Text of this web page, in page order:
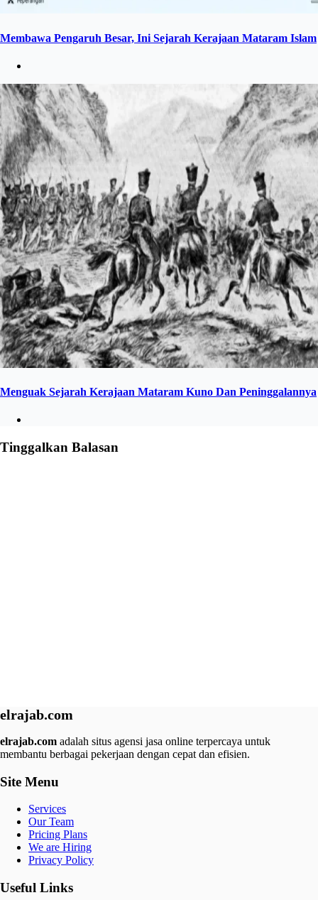
Membawa Pengaruh Besar, Ini Sejarah Kerajaan Mataram Islam
Menguak Sejarah Kerajaan Mataram Kuno Dan Peninggalannya
Tinggalkan Balasan
elrajab.com
elrajab.com adalah situs agensi jasa online terpercaya untuk
membantu berbagai pekerjaan dengan cepat dan efisien.
Site Menu
Services
Our Team
Pricing Plans
We are Hiring
Privacy Policy
Useful Links